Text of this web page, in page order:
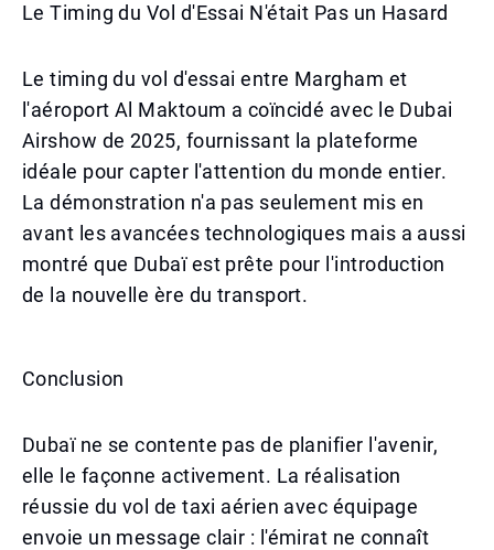
Le Timing du Vol d'Essai N'était Pas un Hasard
Le timing du vol d'essai entre Margham et
l'aéroport Al Maktoum a coïncidé avec le Dubai
Airshow de 2025, fournissant la plateforme
idéale pour capter l'attention du monde entier.
La démonstration n'a pas seulement mis en
avant les avancées technologiques mais a aussi
montré que Dubaï est prête pour l'introduction
de la nouvelle ère du transport.
Conclusion
Dubaï ne se contente pas de planifier l'avenir,
elle le façonne activement. La réalisation
réussie du vol de taxi aérien avec équipage
envoie un message clair : l'émirat ne connaît